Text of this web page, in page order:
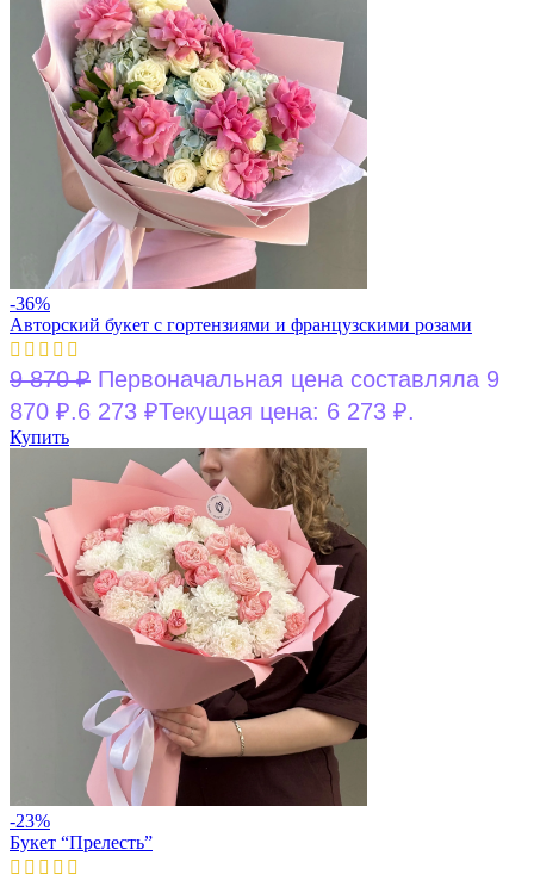
-36%
Авторский букет с гортензиями и французскими розами
9 870₽ Первоначальная цена составляла 9
870 ₽.6 273 ₽Текущая цена: 6 273 ₽.
Купить
-23%
Букет “Прелесть”